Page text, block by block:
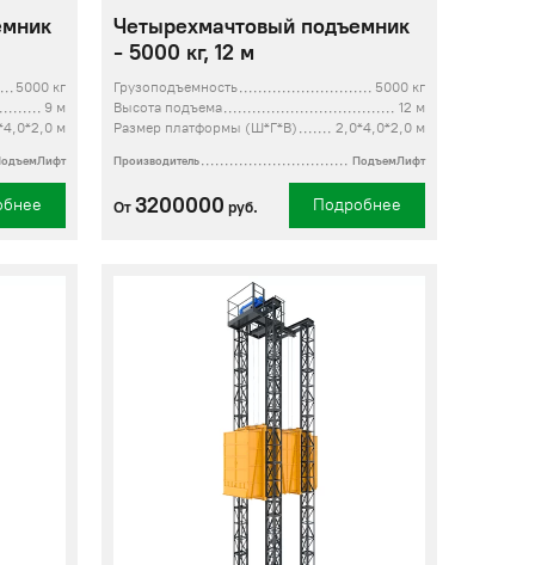
5000 кг
9 м
м
Четырехмачтовый подъемник
- 5000 кг, 12 м
Грузоподъемность
5000 кг
Высота подъема
12 м
Размер платформы (Ш*Г*В)
2,0*4,0*2,0 м
Производитель ПодъемЛифт
От3200000 руб. Подробнее